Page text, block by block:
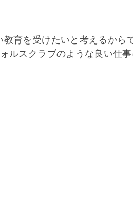
育を受けたいと考えるから
ルスクラブのような良い仕